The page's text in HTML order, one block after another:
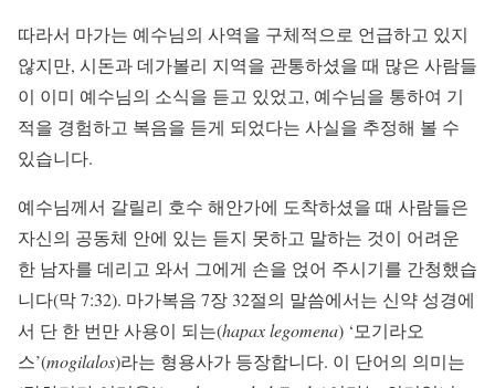
따라서 마가는 예수님의 사역을 구체적으로 언급하고 있지
않지만, 시돈과 데가볼리 지역을 관통하셨을 때 많은 사람들
이 이미 예수님의 소식을 듣고 있었고, 예수님을 통하여 기
적을 경험하고 복음을 듣게 되었다는 사실을 추정해 볼 수
있습니다.
예수님께서 갈릴리 호수 해안가에 도착하셨을 때 사람들은
자신의 공동체 안에 있는 듣지 못하고 말하는 것이 어려운
한 남자를 데리고 와서 그에게 손을 얹어 주시기를 간청했습
니다(막 7:32). 마가복음 7장 32절의 말씀에서는 신약 성경에
서 단 한 번만 사용이 되는(hapax legomena) ‘모기라오
스’(mogilalos)라는 형용사가 등장합니다. 이 단어의 의미는